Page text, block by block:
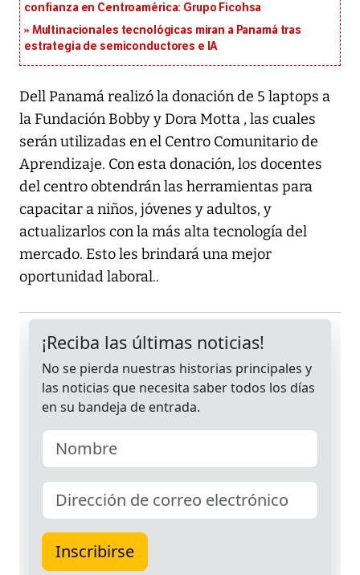
confianza en Centroamérica: Grupo Ficohsa
Multinacionales tecnológicas miran a Panamá tras
estrategia de semiconductores e IA
Dell Panamá realizó la donación de 5 laptops a
la Fundación Bobby y Dora Motta , las cuales
serán utilizadas en el Centro Comunitario de
Aprendizaje. Con esta donación, los docentes
del centro obtendrán las herramientas para
capacitar a niños, jóvenes y adultos, y
actualizarlos con la más alta tecnología del
mercado. Esto les brindará una mejor
oportunidad laboral..